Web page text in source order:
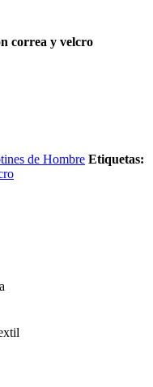
correa y velcro
de Hombre Etiquetas: